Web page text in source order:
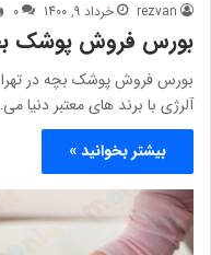
rezvan خرداد 9, 1400 0
بورس فروش پوشک
بورس فروش پوشک بچه در
آلرژی با برند های معتبر دنیا
بیشتر بخوانید »